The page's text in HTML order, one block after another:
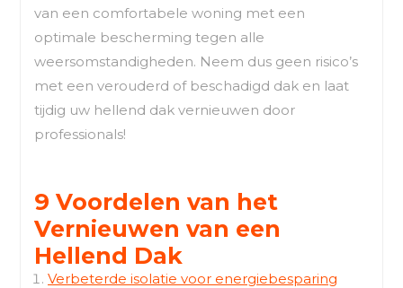
van een comfortabele woning met een
optimale bescherming tegen alle
weersomstandigheden. Neem dus geen risico’s
met een verouderd of beschadigd dak en laat
tijdig uw hellend dak vernieuwen door
professionals!
9 Voordelen van het
Vernieuwen van een
Hellend Dak
Verbeterde isolatie voor energiebesparing